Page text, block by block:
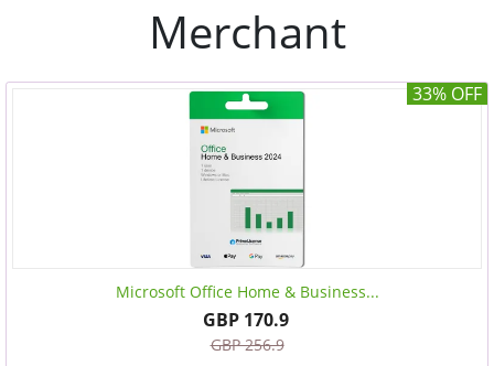
Merchant
33% OFF
Microsoft Office Home & Business...
GBP 170.9
GBP 256.9